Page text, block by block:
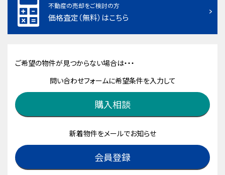
不動産の売却をご検討の方
価格査定（無料）はこちら
ご希望の物件が見つからない場合は・・・
問い合わせフォームに希望条件を入力して
購入相談
新着物件をメールでお知らせ
会員登録